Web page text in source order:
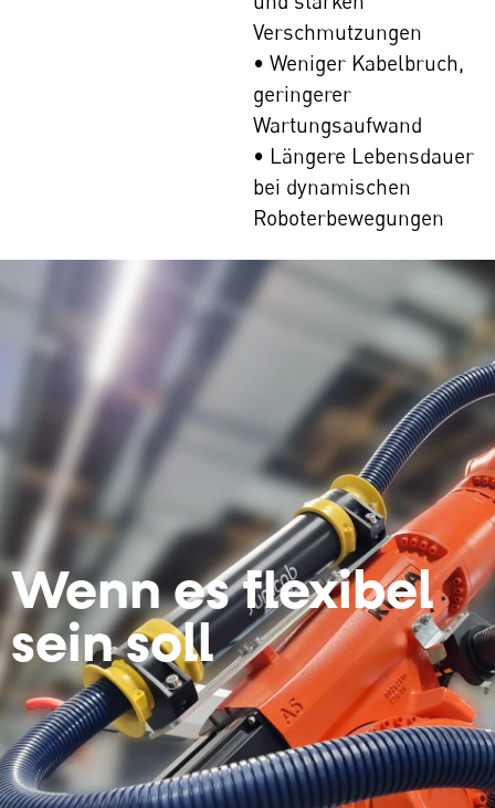
Verschmutzungen
• Weniger Kabelbruch,
geringerer
Wartungsaufwand
• Längere Lebensdauer
bei dynamischen
Roboterbewegungen
Wenn es flexibel
sein soll